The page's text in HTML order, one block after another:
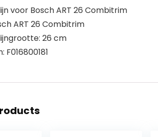
voor Bosch ART 26 Combitrim
ART 26 Combitrim
26 cm
F016800181